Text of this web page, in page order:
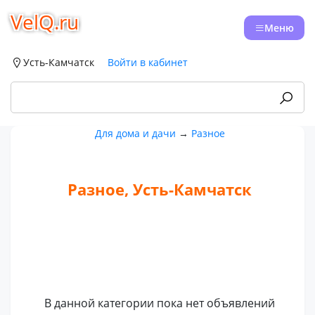
VelQ.ru Меню
Усть-Камчатск Войти в кабинет
Для дома и дачи → Разное
Разное, Усть-Камчатск
В данной категории пока нет объявлений